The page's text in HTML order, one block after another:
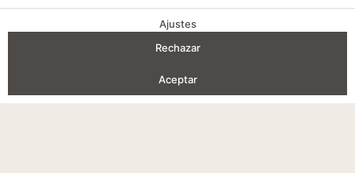
VENTAJAS DE RESERVA
Ajustes
Rechazar
Aceptar